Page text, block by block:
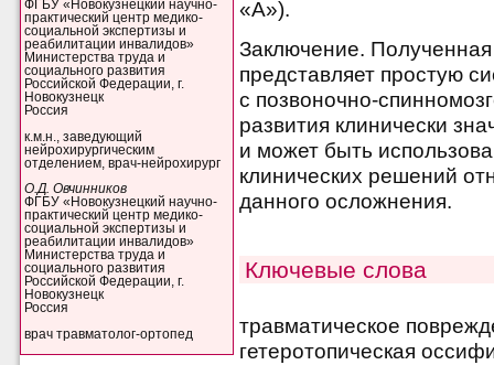
ФГБУ «Новокузнецкий научно-
практический центр медико-
социальной экспертизы и
реабилитации инвалидов»
Министерства труда и
социального развития
Российской Федерации, г.
Новокузнецк
Россия
к.м.н., заведующий
нейрохирургическим
отделением, врач-нейрохирург
О.Д. Овчинников
ФГБУ «Новокузнецкий научно-
практический центр медико-
социальной экспертизы и
реабилитации инвалидов»
Министерства труда и
социального развития
Российской Федерации, г.
Новокузнецк
Россия
врач травматолог-ортопед
«А»).
Заключение.
представляет простую
с позвоночно-
развития клинически
и может быть
клинических решений
данного осложнения.
Ключевые слова
травматическое
гетеротопическая